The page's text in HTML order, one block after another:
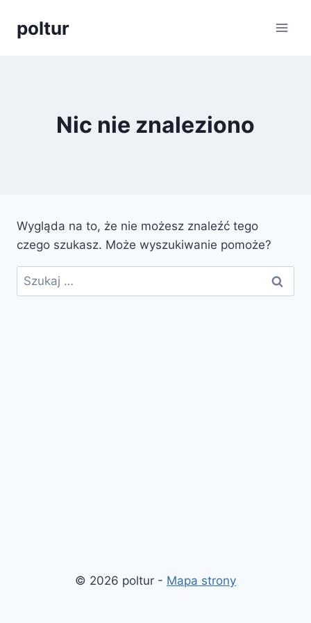
poltur
Nic nie znaleziono
Wygląda na to, że nie możesz znaleźć tego
czego szukasz. Może wyszukiwanie pomoże?
Szukaj:
© 2026 poltur - Mapa strony